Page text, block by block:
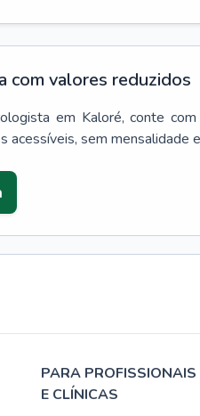
com valores reduzidos
em Kaloré, conte
acessíveis, sem mensalidade
PARA PROFISSIONAIS
E CLÍNICAS